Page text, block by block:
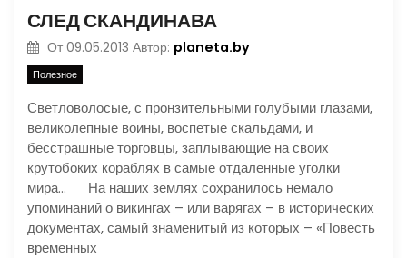
СЛЕД СКАНДИНАВА
От 09.05.2013 Автор: planeta.by
Полезное
Светловолосые, с пронзительными голубыми глазами,
великолепные воины, воспетые скальдами, и
бесстрашные торговцы, заплывающие на своих
крутобоких кораблях в самые отдаленные уголки
мира… На наших землях сохранилось немало
упоминаний о викингах – или варягах – в исторических
документах, самый знаменитый из которых – «Повесть
временных